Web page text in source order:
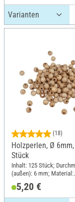
(18)
Holzperlen, Ø
Stück
Inhalt: 125 Stück;
(außen): 6 mm; Material:
5,20 €